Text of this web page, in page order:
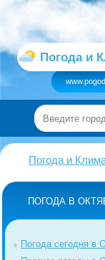
Погода и
Погода и
ПОГОДА В
Погода сегодня в